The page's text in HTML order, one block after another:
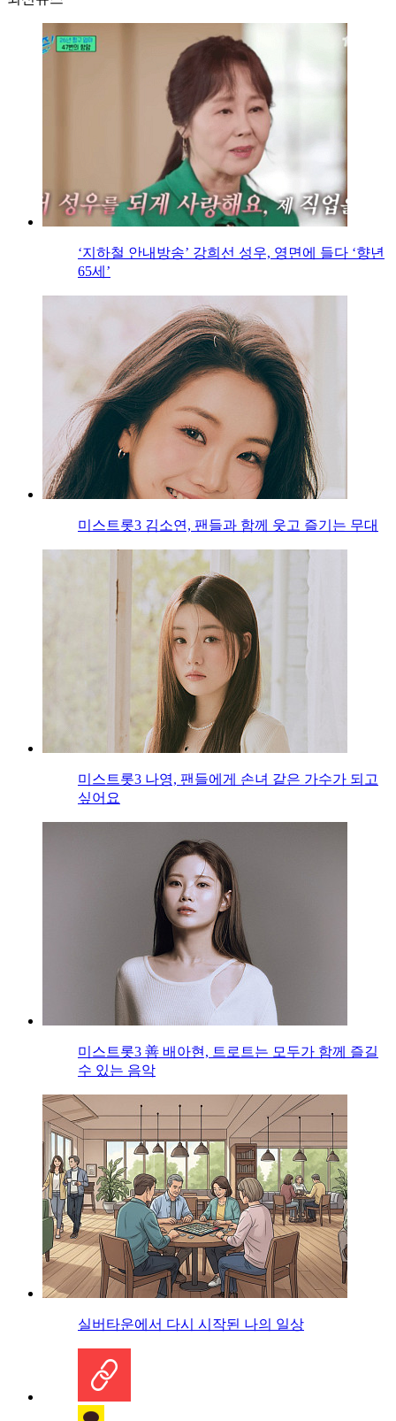
‘지하철 안내방송’ 강희선 성우, 영면에 들다 ‘향년
65세’
미스트롯3 김소연, 팬들과 함께 웃고 즐기는 무대
미스트롯3 나영, 팬들에게 손녀 같은 가수가 되고
싶어요
미스트롯3 善 배아현, 트로트는 모두가 함께 즐길
수 있는 음악
실버타운에서 다시 시작된 나의 일상